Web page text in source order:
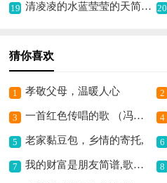
19 清凌凌的水蓝莹莹的天简谱,展现豫剧的纯真之美 20
猜你喜欢
1 孝敬父母，温暖人心 2
3 一首红色传唱的歌 （冯建科词 年占华曲）歌曲简谱,传承红色经典 4
5 老家黏豆包，乡情的寄托, 6
7 我的财富是朋友简谱,歌颂真挚友情 8